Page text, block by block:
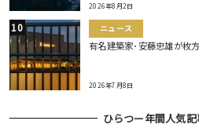
2026年8月2日
ニュース
有名建築家･安藤忠雄が枚
2026年7月8日
ひらつー年間人気